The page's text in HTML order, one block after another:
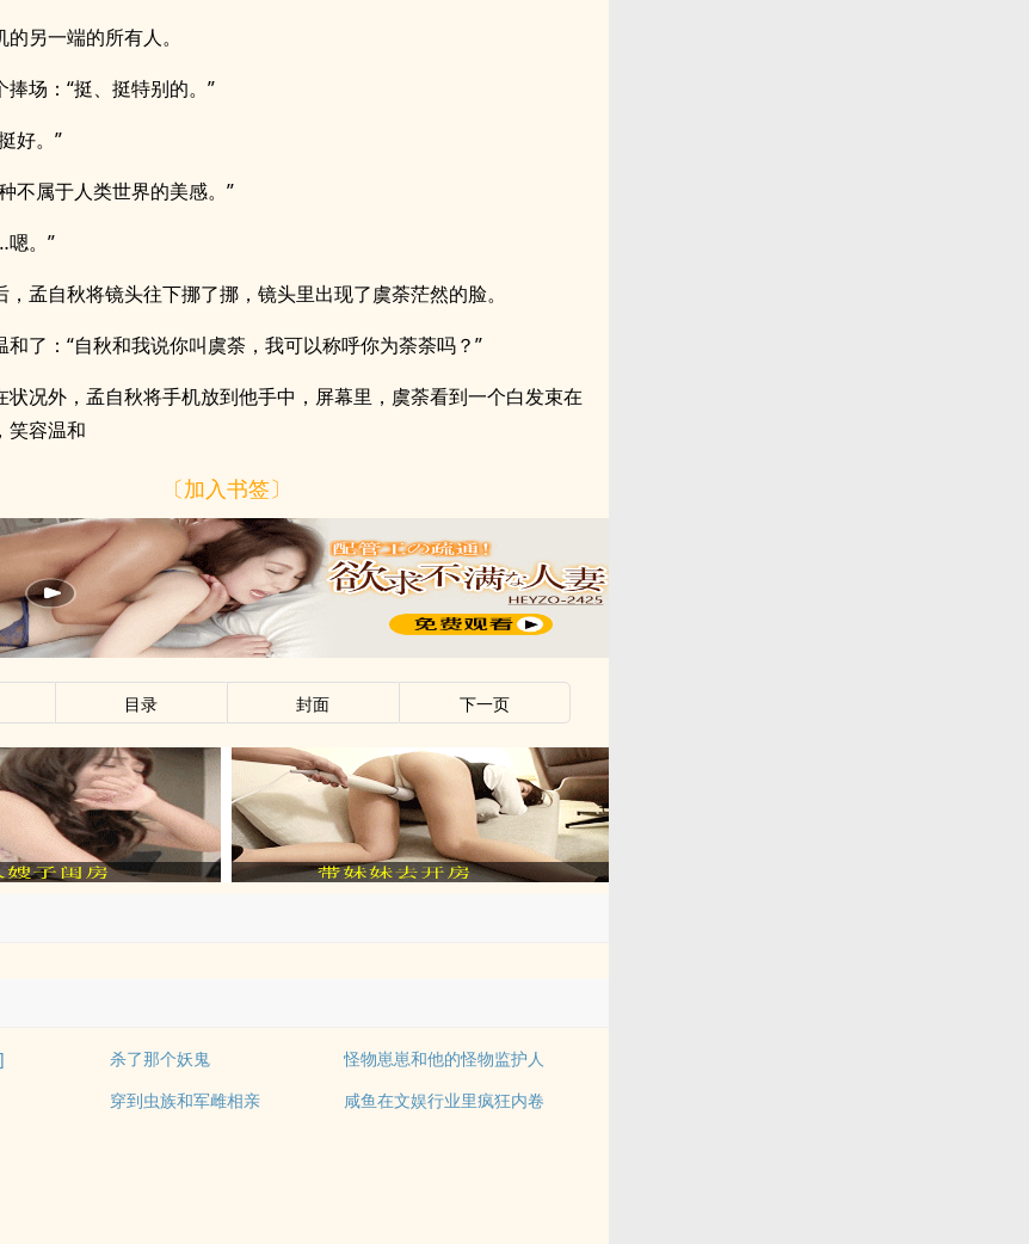
另一端的所有人。
捧场：“挺、挺特别的。”
好。”
不属于人类世界的美感。”
嗯。”
，孟自秋将镜头往下挪了挪，镜头里出现了虞荼茫然的脸。
和了：“自秋和我说你叫虞荼，我可以称呼你为荼荼吗？”
状况外，孟自秋将手机放到他手中，屏幕里，虞荼看到一个白发束在
笑容温和
〔加入书签〕
目录 封面 下一页
杀了那个妖鬼
怪物崽崽和他的怪物监护人
穿到虫族和军雌相亲 咸鱼在文娱行业里疯狂内卷